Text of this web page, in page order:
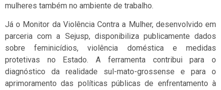
mulheres também no ambiente de trabalho.
Já o Monitor da Violência Contra a Mulher, desenvolvido em
parceria com a Sejusp, disponibiliza publicamente dados
sobre feminicídios, violência doméstica e medidas
protetivas no Estado. A ferramenta contribui para o
diagnóstico da realidade sul-mato-grossense e para o
aprimoramento das políticas públicas de enfrentamento à